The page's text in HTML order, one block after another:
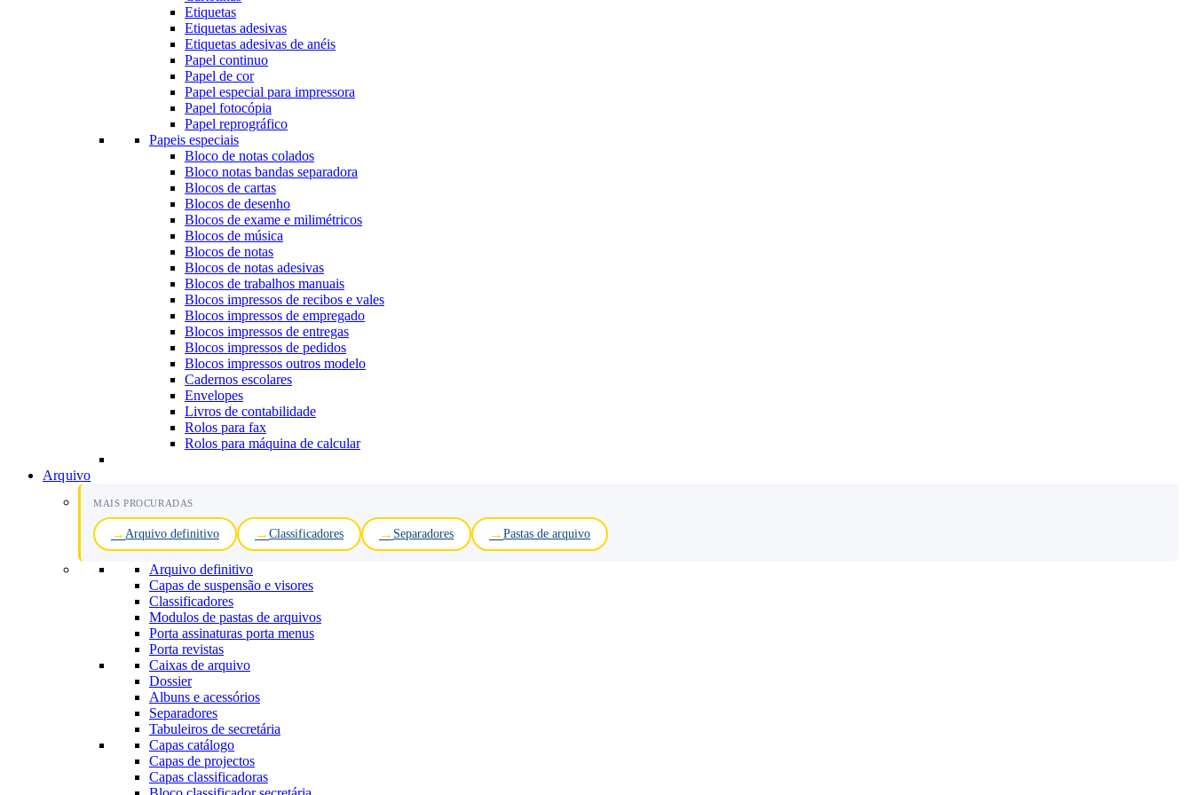
Etiquetas
Etiquetas adesivas
Etiquetas adesivas de anéis
Papel continuo
Papel de cor
Papel especial para impressora
Papel fotocópia
Papel reprográfico
Papeis especiais
Bloco de notas colados
Bloco notas bandas separadora
Blocos de cartas
Blocos de desenho
Blocos de exame e milimétricos
Blocos de música
Blocos de notas
Blocos de notas adesivas
Blocos de trabalhos manuais
Blocos impressos de recibos e vales
Blocos impressos de empregado
Blocos impressos de entregas
Blocos impressos de pedidos
Blocos impressos outros modelo
Cadernos escolares
Envelopes
Livros de contabilidade
Rolos para fax
Rolos para máquina de calcular
Arquivo
MAIS PROCURADAS
Arquivo definitivo Classificadores Separadores Pastas de arquivo
Arquivo definitivo
Capas de suspensão e visores
Classificadores
Modulos de pastas de arquivos
Porta assinaturas porta menus
Porta revistas
Caixas de arquivo
Dossier
Albuns e acessórios
Separadores
Tabuleiros de secretária
Capas catálogo
Capas de projectos
Capas classificadoras